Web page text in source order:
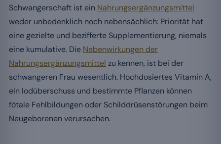
Schwangerschaft ist ein Nahrungsergänzungsmittel
weder unbedenklich noch nebensächlich: Priorität hat
eine gezielte und bezifferte Supplementierung, niemals
eine kumulative. Die Nebenwirkungen der
Nahrungsergänzungsmittel zu kennen, ist bei der
schwangeren Frau wesentlich. Hochdosiertes Vitamin A,
ein Iodüberschuss und bestimmte Pflanzen können
fötale Fehlbildungen oder Schilddrüsenstörungen beim
Neugeborenen verursachen.